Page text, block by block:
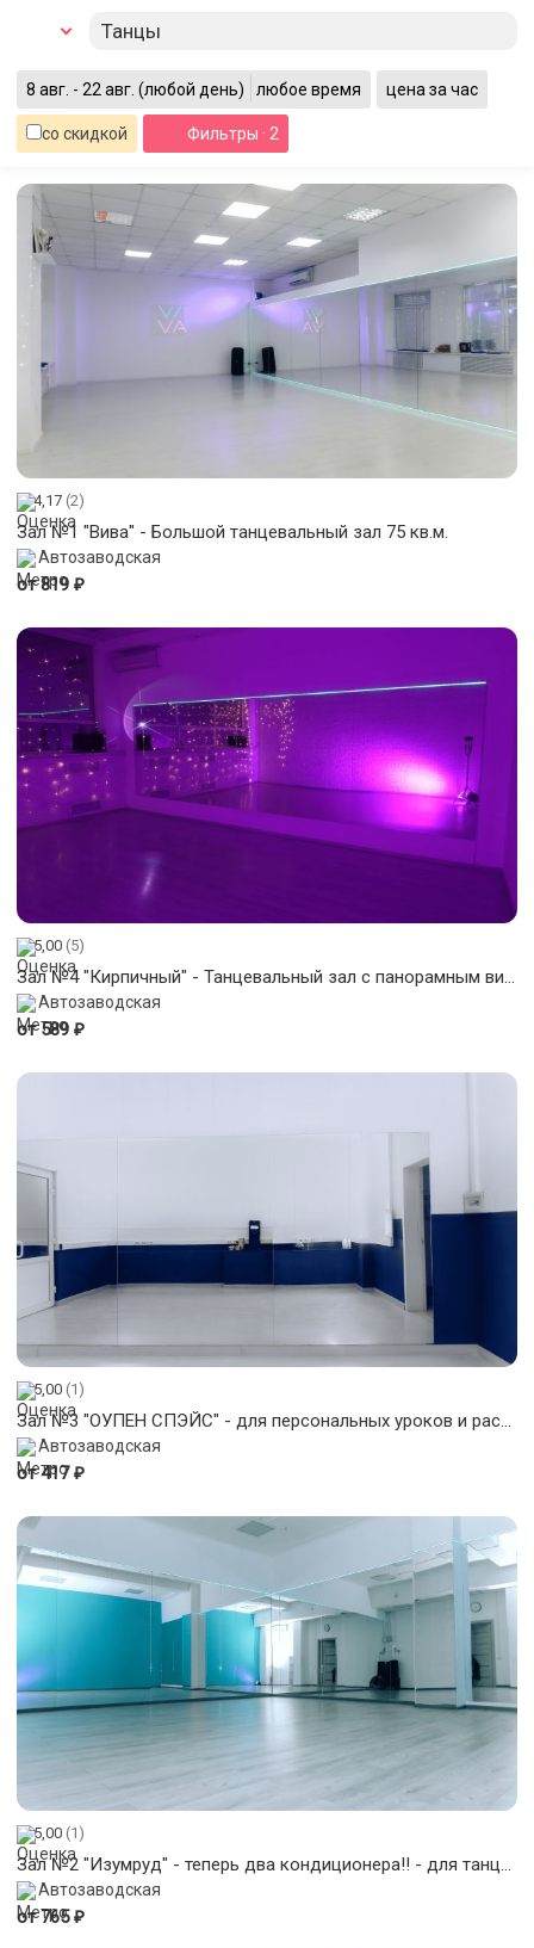
Танцы
8 авг. - 22 авг. (любой день) любое время цена за час
со скидкой Фильтры · 2
4,17 (2)
Зал №1 "Вива" - Большой танцевальный зал 75 кв.м.
Автозаводская
от 819 ₽
5,00 (5)
Автозаводская
от 589 ₽
5,00 (1)
Зал №3 "ОУПЕН СПЭЙС" - для персональных уроков и растяжки 23 кв.м.
Автозаводская
от 417₽
5,00 (1)
Зал №2 "Изумруд" - теперь два кондиционера!! - для танцев и йоги 50 м2
Автозаводская
от 765₽